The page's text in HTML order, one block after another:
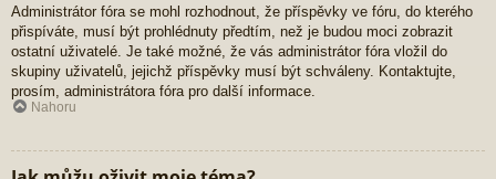
Administrátor fóra se mohl rozhodnout, že příspěvky ve fóru, do kterého
přispíváte, musí být prohlédnuty předtím, než je budou moci zobrazit
ostatní uživatelé. Je také možné, že vás administrátor fóra vložil do
skupiny uživatelů, jejichž příspěvky musí být schváleny. Kontaktujte,
prosím, administrátora fóra pro další informace.
Nahoru